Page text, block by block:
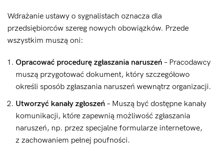
Wdrażanie ustawy o sygnalistach oznacza dla
przedsiębiorców szereg nowych obowiązków. Przede
wszystkim muszą oni:
Opracować procedurę zgłaszania naruszeń – Pracodawcy
muszą przygotować dokument, który szczegółowo
określi sposób zgłaszania naruszeń wewnątrz organizacji.
Utworzyć kanały zgłoszeń – Muszą być dostępne kanały
komunikacji, które zapewnią możliwość zgłaszania
naruszeń, np. przez specjalne formularze internetowe,
z zachowaniem pełnej poufności.